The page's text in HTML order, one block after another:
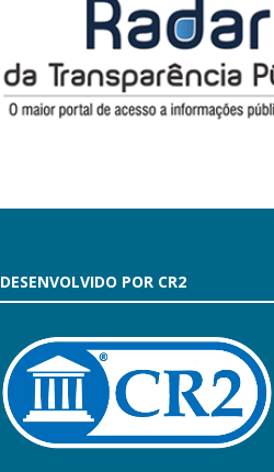
DESENVOLVIDO POR CR2